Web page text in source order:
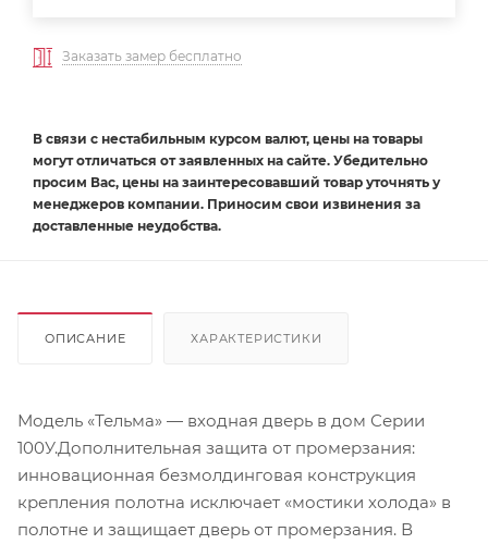
Заказать замер бесплатно
В связи с нестабильным курсом валют, цены на товары
могут отличаться от заявленных на сайте. Убедительно
просим Вас, цены на заинтересовавший товар уточнять у
менеджеров компании. Приносим свои извинения за
доставленные неудобства.
ОПИСАНИЕ ХАРАКТЕРИСТИКИ
Модель «Тельма» — входная дверь в дом Серии
100У.Дополнительная защита от промерзания:
инновационная безмолдинговая конструкция
крепления полотна исключает «мостики холода» в
полотне и защищает дверь от промерзания. В